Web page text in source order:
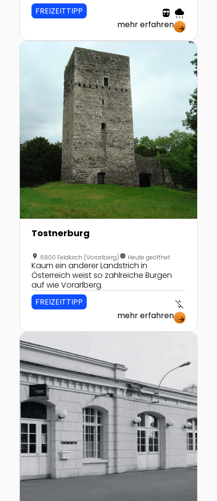
FREIZEITTIPP
directions_transit rainy
mehr erfahren arrow_forward
Zur Detailseite von Tostnerburg
Tostnerburg
location_on 6800 Feldkirch (Vorarlberg)nest_clock_farsight_analog Heute geöffnet
Kaum ein anderer Landstrich in
Österreich weist so zahlreiche Burgen
auf wie Vorarlberg.
FREIZEITTIPP
money_off
mehr erfahren arrow_forward
Zur Detailseite von Kammgarn Kulturwerkstatt